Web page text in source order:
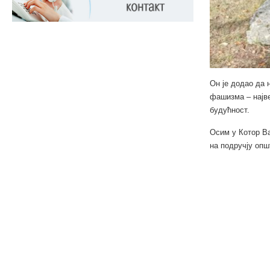
Он је додао да
фашизма –
будућност.
Осим у Котор
на подручју